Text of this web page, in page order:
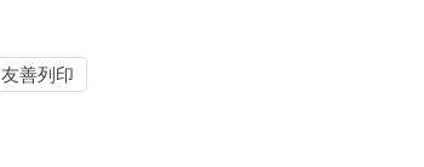
友善列印